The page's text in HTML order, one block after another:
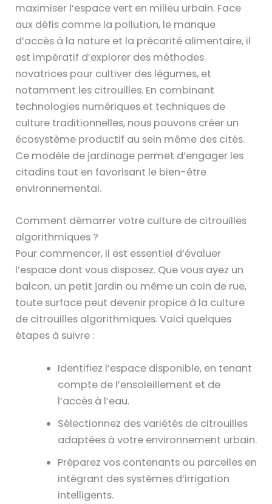
maximiser l’espace vert en milieu urbain. Face
aux défis comme la pollution, le manque
d’accès à la nature et la précarité alimentaire, il
est impératif d’explorer des méthodes
novatrices pour cultiver des légumes, et
notamment les citrouilles. En combinant
technologies numériques et techniques de
culture traditionnelles, nous pouvons créer un
écosystème productif au sein même des cités.
Ce modèle de jardinage permet d’engager les
citadins tout en favorisant le bien-être
environnemental.
Comment démarrer votre culture de citrouilles
algorithmiques ?
Pour commencer, il est essentiel d’évaluer
l’espace dont vous disposez. Que vous ayez un
balcon, un petit jardin ou même un coin de rue,
toute surface peut devenir propice à la culture
de citrouilles algorithmiques. Voici quelques
étapes à suivre :
Identifiez l’espace disponible, en tenant
compte de l’ensoleillement et de
l’accès à l’eau.
Sélectionnez des variétés de citrouilles
adaptées à votre environnement urbain.
Préparez vos contenants ou parcelles en
intégrant des systèmes d’irrigation
intelligents.